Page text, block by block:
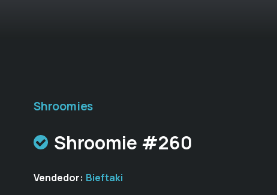
Shroomies
Shroomie #260
Vendedor: Bieftaki